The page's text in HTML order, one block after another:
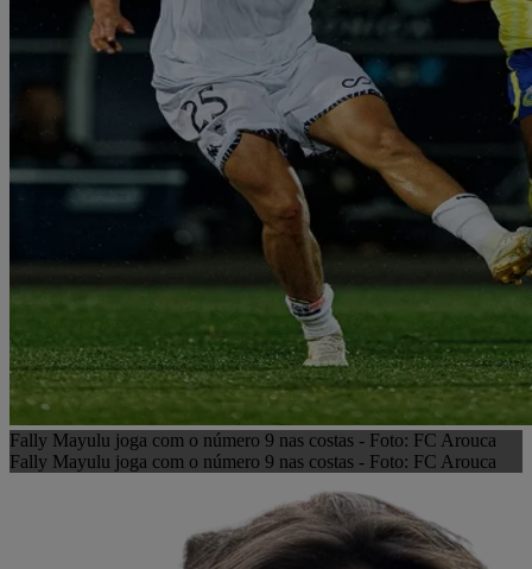
Fally Mayulu joga com o número 9 nas costas - Foto: FC Arouca
Fally Mayulu joga com o número 9 nas costas - Foto: FC Arouca